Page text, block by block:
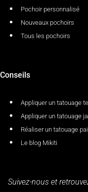
Pochoir personnalisé
Nouveaux pochoirs
Tous les pochoirs
Conseils
Appliquer un tatouage
Appliquer un tatouage
Réaliser un tatouage
Le blog Mikiti
Suivez-nous et